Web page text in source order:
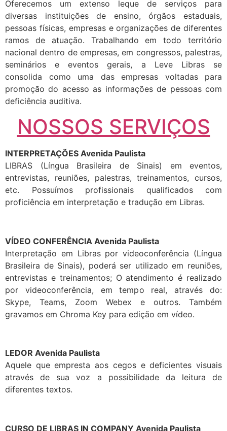
Oferecemos um extenso leque de serviços para
diversas instituições de ensino, órgãos estaduais,
pessoas físicas, empresas e organizações de diferentes
ramos de atuação. Trabalhando em todo território
nacional dentro de empresas, em congressos, palestras,
seminários e eventos gerais, a Leve Libras se
consolida como uma das empresas voltadas para
promoção do acesso as informações de pessoas com
deficiência auditiva.
NOSSOS SERVIÇOS
INTERPRETAÇÕES Avenida Paulista
LIBRAS (Língua Brasileira de Sinais) em eventos,
entrevistas, reuniões, palestras, treinamentos, cursos,
etc. Possuímos profissionais qualificados com
proficiência em interpretação e tradução em Libras.
VÍDEO CONFERÊNCIA Avenida Paulista
Interpretação em Libras por videoconferência (Língua
Brasileira de Sinais), poderá ser utilizado em reuniões,
entrevistas e treinamentos; O atendimento é realizado
por videoconferência, em tempo real, através do:
Skype, Teams, Zoom Webex e outros. Também
gravamos em Chroma Key para edição em vídeo.
LEDOR Avenida Paulista
Aquele que empresta aos cegos e deficientes visuais
através de sua voz a possibilidade da leitura de
diferentes textos.
CURSO DE LIBRAS IN COMPANY Avenida Paulista